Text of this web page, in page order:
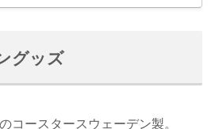
グッズ
コースタースウェーデン製。